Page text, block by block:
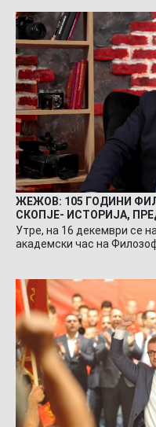
ЖЕЖОВ: 105 ГОДИНИ
СКОПЈЕ- ИСТОРИЈА,
Утре, на 16 декември се
академски час на